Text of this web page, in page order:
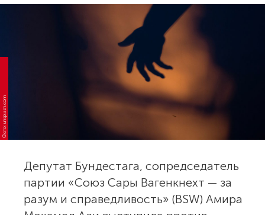
Фото: unsplash.com
Депутат Бундестага, сопредседатель
партии «Союз Сары Вагенкнехт — за
разум и справедливость» (BSW) Амира